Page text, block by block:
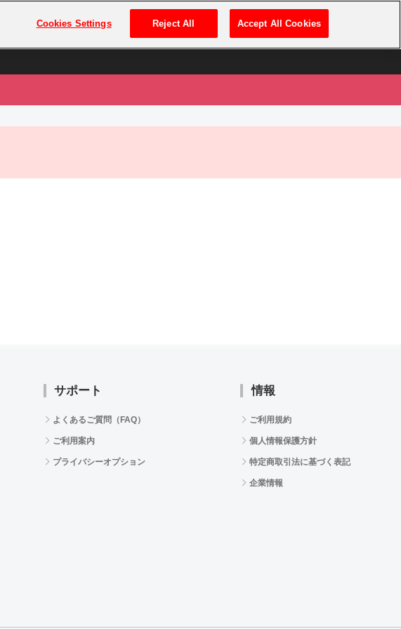
プレミアム会員とは ログイン・新規登録
サポート
よくあるご質問（FAQ）
ご利用案内
プライバシーオプション
情報
ご利用規約
個人情報保護方針
特定商取引法に基づく表記
企業情報
Cookies Settings Reject All Accept All Cookies